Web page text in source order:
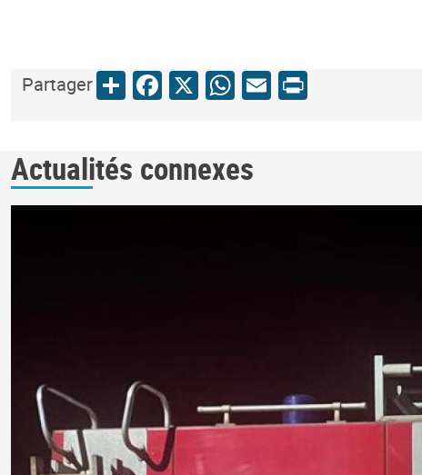
PartagerShareFacebook
X WhatsApp
Email
Print
Actualités connexes